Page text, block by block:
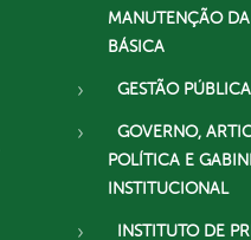
MANUTENÇÃO
BÁSICA
GESTÃO PÚBLICA
GOVERNO,
POLÍTICA E
INSTITUCIONAL
INSTITUTO DE